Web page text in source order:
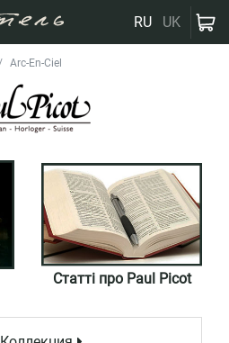
RU UK
Arc-En-Ciel
Статті про Paul Picot